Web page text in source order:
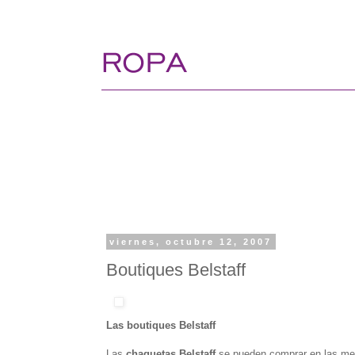
viernes, octubre 12, 2007
Boutiques Belstaff
Las boutiques Belstaff